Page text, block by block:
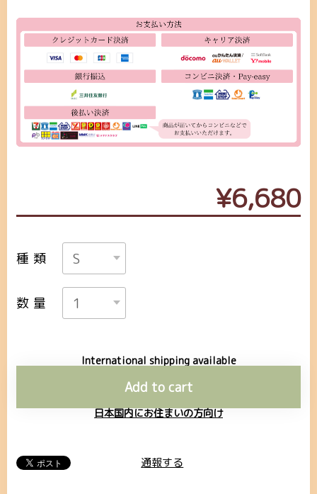
¥6,680
種類
数量
International shipping available
Add to cart
日本国内にお住まいの方向け
通報する